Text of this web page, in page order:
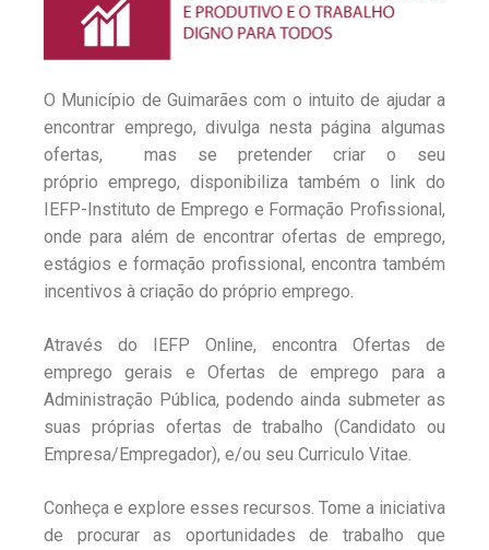
O Município de Guimarães com o intuito de ajudar a
encontrar emprego, divulga nesta página algumas
ofertas, mas se pretender criar o seu
próprio emprego, disponibiliza também o link do
IEFP-Instituto de Emprego e Formação Profissional,
onde para além de encontrar ofertas de emprego,
estágios e formação profissional, encontra também
incentivos à criação do próprio emprego.
Através do IEFP Online, encontra Ofertas de
emprego gerais e Ofertas de emprego para a
Administração Pública, podendo ainda submeter as
suas próprias ofertas de trabalho (Candidato ou
Empresa/Empregador), e/ou seu Curriculo Vitae.
Conheça e explore esses recursos. Tome a iniciativa
de procurar as oportunidades de trabalho que